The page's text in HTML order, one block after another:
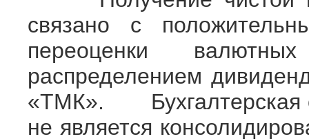
связано с
переоценки
распределением
«ТМК». Бухгалтерская
не является